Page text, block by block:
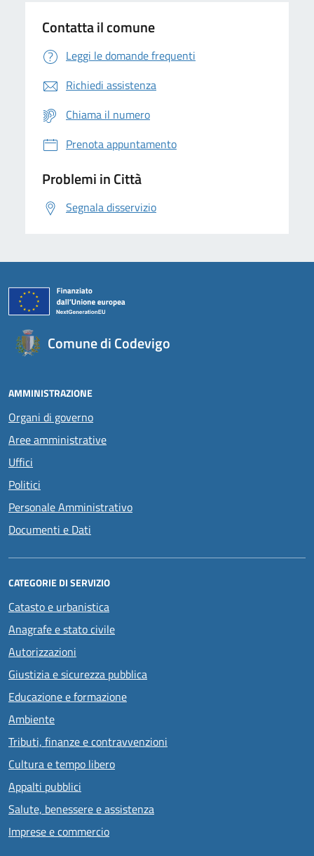
Contatta il comune
Leggi le domande frequenti
Richiedi assistenza
Chiama il numero
Prenota appuntamento
Problemi in Città
Segnala disservizio
Comune di Codevigo
AMMINISTRAZIONE
Organi di governo
Aree amministrative
Uffici
Politici
Personale Amministrativo
Documenti e Dati
CATEGORIE DI SERVIZIO
Catasto e urbanistica
Anagrafe e stato civile
Autorizzazioni
Giustizia e sicurezza pubblica
Educazione e formazione
Ambiente
Tributi, finanze e contravvenzioni
Cultura e tempo libero
Appalti pubblici
Salute, benessere e assistenza
Imprese e commercio